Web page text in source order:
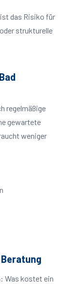
das Risiko für
strukturelle
regelmäßige
gewartete
weniger
Was kostet ein